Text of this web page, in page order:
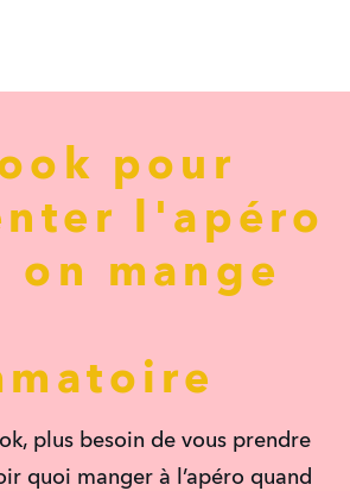
pour
l'apéro
on mange
plus besoin de vous prendre
quoi manger à l’apéro quand